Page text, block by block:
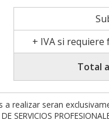
+ IVA si requiere
Total
TECNICOS. Una vez reunida la información, ONTIME requiere de 2 días hábiles para la elaboración de la Primera revisión del Proyecto, y 1 día hábil para las modifiaciones solicitadas. Al Instalar es obligación de EL CLIENTE proporcional al menos la cantidad de 36 horas laborales para la instalacion de su trabajo. Es Obligacion de EL CLIENTE, tener el area de instalacion LISTA sin obstaculos, ni personal ajeno a ON TIME en el area de instalacion, por motivos de seguridad. Asi como las modificaciones hechas previamente requeridas. NO SE INICIARAN TRABAJOS CON PERSONAL AJENO A ON TIME. Así como requerimos la documentación, planos, energia electrica a no maximo 3 metros de la instalación, área libre para trabajar, cortar, o manipular material menor a 7 mts del area de instalación y servicios basicos, para el análisis, estudio, realización así como preveer cualquier anomalía, tomando en cuenta polvo y suciedad de la naturaleza propia del trabajo, EL CLIENTE deslinda a ON TIME de todo acto derivado por perforación, ruptura, o daños ocasionados en tuberias, conductos, muros, pisos, plafones, asi como los gastos derivados por honorarios de dichas reparaciones, iran por cuenta de EL CLIENTE. LOS HORARIOS DE INSTALACION SON FIJADOS EXCLUSIVAMENTE POR ON TIME, EN HORARIO HABIL DE INSTALACION DE LUNES A VIERNES DE 9AM A 6PM A CRITERIO DE LA AGENDA DE LA EMPRESA, SE LE NOTIFICARA AL CLIENTE 1 HORA ANTES, EN CASO DE NO PODER RECIBIRNOS EN SITIO O BIEN NO EXISTAN LAS CONDICIONES AQUI